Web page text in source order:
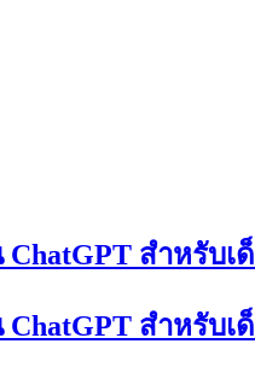
ChatGPT สำหรับเ
ChatGPT สำหรับเ